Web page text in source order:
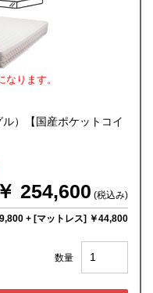
ります。
）【国産ポケットコイ
￥ 254,600 (税込み)
+ [マットレス] ￥44,800
数量